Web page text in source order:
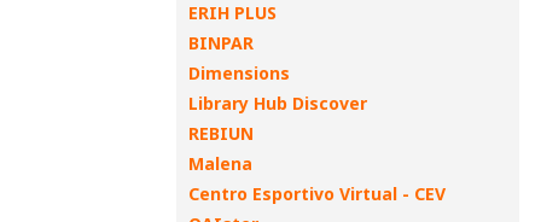
ERIH PLUS
BINPAR
Dimensions
Library Hub Discover
REBIUN
Malena
Centro Esportivo Virtual - CEV